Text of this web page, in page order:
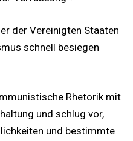
der Vereinigten Staaten
schnell besiegen
Rhetorik mit
und schlug vor,
und bestimmte